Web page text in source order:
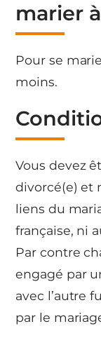
marier
Pour se
moins.
Vous devez
divorcé(e) et
liens du
française, ni
Par contre
engagé par
avec l’autre
par le